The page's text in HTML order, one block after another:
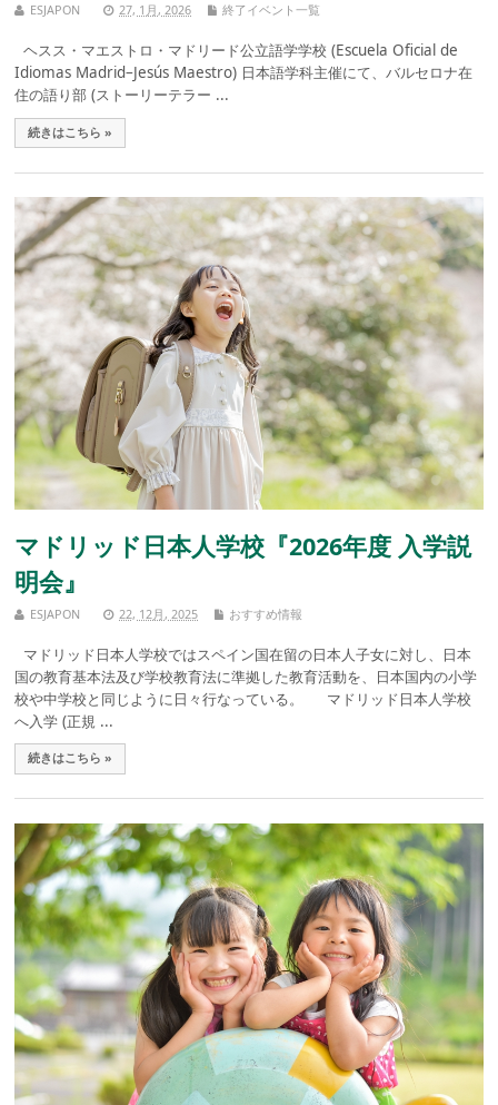
ESJAPON 27, 1月, 2026 終了イベント一覧
ヘスス・マエストロ・マドリード公立語学学校 (Escuela Oficial de
Idiomas Madrid–Jesús Maestro) 日本語学科主催にて、バルセロナ在
住の語り部 (ストーリーテラー ...
続きはこちら »
マドリッド日本人学校『2026年度 入学説
明会』
ESJAPON 22, 12月, 2025 おすすめ情報
マドリッド日本人学校ではスペイン国在留の日本人子女に対し、日本
国の教育基本法及び学校教育法に準拠した教育活動を、日本国内の小学
校や中学校と同じように日々行なっている。 マドリッド日本人学校
へ入学 (正規 ...
続きはこちら »